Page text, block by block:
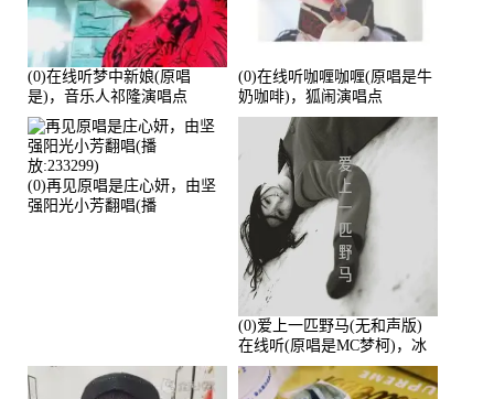
(0)在线听梦中新娘(原唱
是)，音乐人祁隆演唱点
播:2713192次
(0)在线听咖喱咖喱(原唱是牛
奶咖啡)，狐闹演唱点
播:287579次
(0)再见原唱是庄心妍，由坚
强阳光小芳翻唱(播
(0)爱上一匹野马(无和声版)
在线听(原唱是MC梦柯)，冰
鑫Asce演唱点播:178815次